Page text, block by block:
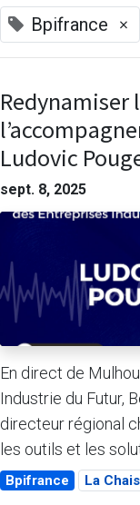
Bpifrance ×
Redynamiser
Ludovic
sept. 8, 2025
En direct de
Industrie du Futur,
directeur régional
les outils et les
Bpifrance La